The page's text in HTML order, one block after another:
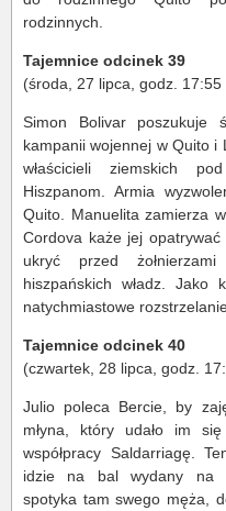
rodzinnych.
Tajemnice odcinek 39
(środa, 27 lipca, godz. 17:55
Simon Bolivar poszukuje
kampanii wojennej w Quito i
właścicieli ziemskich
Hiszpanom. Armia
Quito. Manuelita zamierza
Cordova każe jej
ukryć przed
hiszpańskich władz. Jako
natychmiastowe
Tajemnice odcinek 40
(czwartek, 28 lipca, godz.
Julio poleca Bercie, by
młyna, który udało im
współpracy Saldarriagę.
idzie na bal wydany na
spotyka tam swego męża,